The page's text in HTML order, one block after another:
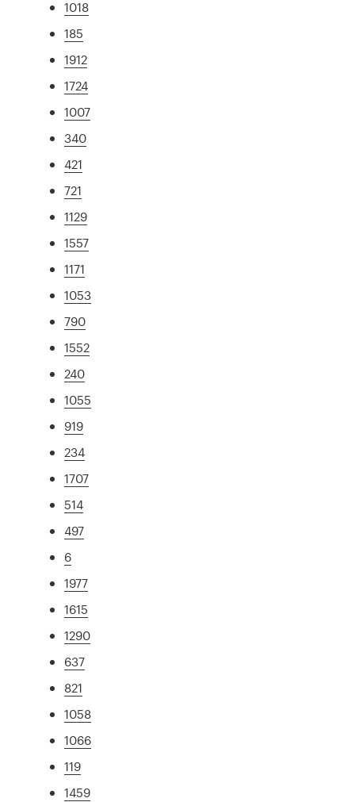
1018
185
1912
1724
1007
340
421
721
1129
1557
1171
1053
790
1552
240
1055
919
234
1707
514
497
6
1977
1615
1290
637
821
1058
1066
119
1459